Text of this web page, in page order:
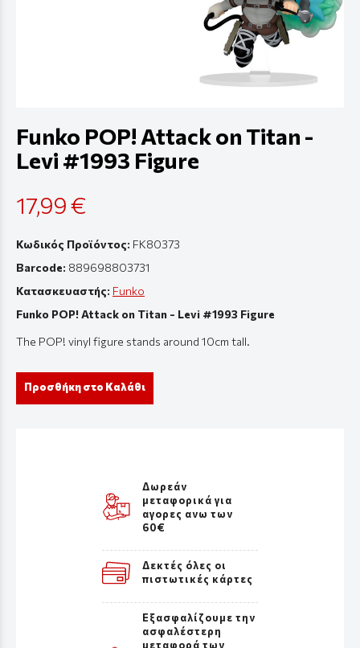
Funko POP! Attack on Titan -
Levi #1993 Figure
17,99 €
Κωδικός Προϊόντος: FK80373
Barcode: 889698803731
Κατασκευαστής: Funko
Funko POP! Attack on Titan - Levi #1993 Figure
The POP! vinyl figure stands around 10cm tall.
Προσθήκη στο Καλάθι
Δωρεάν
μεταφορικά για
αγορες ανω των
60€
Δεκτές όλες οι
πιστωτικές κάρτες
Εξασφαλίζουμε την
ασφαλέστερη
μεταφορά των